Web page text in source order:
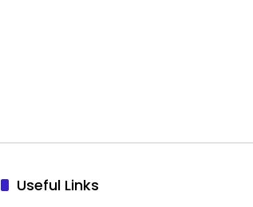
Useful Links